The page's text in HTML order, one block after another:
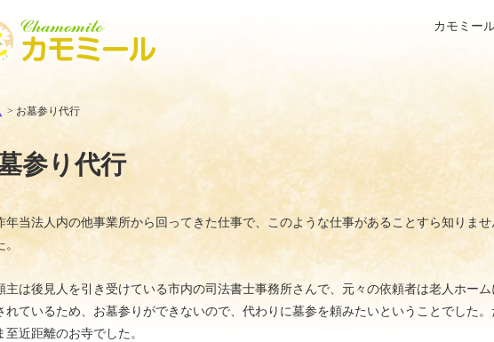
カモミー
お墓参り代行
参り代行
年当法人内の他事業所から回ってきた仕事で、このような仕事があることすら知りませ
主は後見人を引き受けている市内の司法書士事務所さんで、元々の依頼者は老人ホーム
れているため、お墓参りができないので、代わりに墓参を頼みたいということでした。
至近距離のお寺でした。